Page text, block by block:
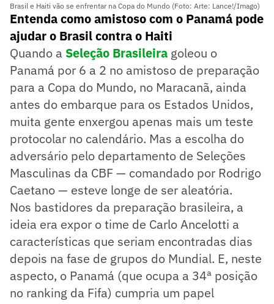
Brasil e Haiti vão se enfrentar na Copa do Mundo (Foto: Arte: Lance!/Imago)
Entenda como amistoso com o Panamá pode
ajudar o Brasil contra o Haiti
Quando a Seleção Brasileira goleou o
Panamá por 6 a 2 no amistoso de preparação
para a Copa do Mundo, no Maracanã, ainda
antes do embarque para os Estados Unidos,
muita gente enxergou apenas mais um teste
protocolar no calendário. Mas a escolha do
adversário pelo departamento de Seleções
Masculinas da CBF — comandado por Rodrigo
Caetano — esteve longe de ser aleatória.
Nos bastidores da preparação brasileira, a
ideia era expor o time de Carlo Ancelotti a
características que seriam encontradas dias
depois na fase de grupos do Mundial. E, neste
aspecto, o Panamá (que ocupa a 34ª posição
no ranking da Fifa) cumpria um papel